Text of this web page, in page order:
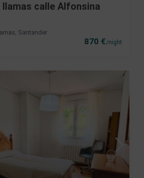
870 €/night
llamas calle Alfonsina
, Santander